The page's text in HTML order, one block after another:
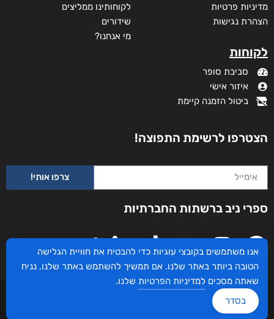
מדיניות פרטיות
הצהרת נגישות
לקוחות
סביבת סופר
איזור אישי
ביטול הזמנה קיימת
לקוחותינו ממליצים
שידורים
מי אנחנו?
הצטרפו לרשימת התפוצה!
צרפו אותי!
ספרי ניב ברשתות החברתיות
עיצוב ובניית האתר: ספרי ניב © כל הזכויות שמורות. בוקסאי טכנולוגיות בע"מ שד אבא
אנו משתמשים בקובצי עוגיות כדי להבטיח את חוויית הגלישה
הטובה ביותר באתר שלנו. אם תמשיך להשתמש באתר שלנו, נניח
שאתה מסכים למדיניות הפרטיות שלנו.
בסדר